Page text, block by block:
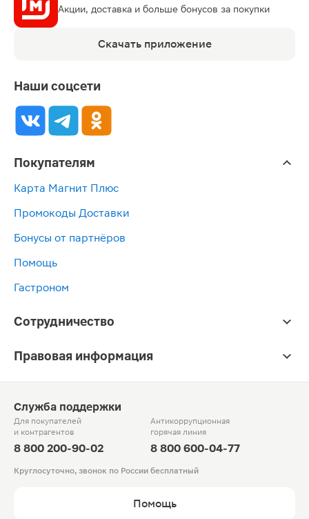
Акции, доставка и больше бонусов за покупки
Скачать приложение
Наши соцсети
Покупателям
Карта Магнит Плюс
Промокоды Доставки
Бонусы от партнёров
Помощь
Гастроном
Сотрудничество
Правовая информация
Служба поддержки
Для покупателей
и контрагентов
8 800 200-90-02
Антикоррупционная
горячая линия
8 800 600-04-77
Круглосуточно, звонок по России бесплатный
Помощь